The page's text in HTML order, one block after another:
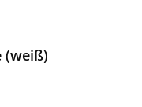
(weiß)